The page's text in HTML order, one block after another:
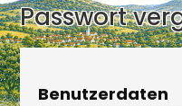
Passwort
Benutzerdaten